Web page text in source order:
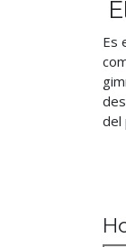
Es
del